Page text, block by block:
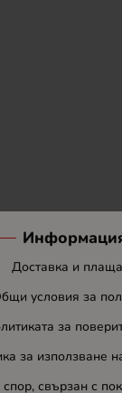
Доставка и
условия за
за
за използване
свързан с